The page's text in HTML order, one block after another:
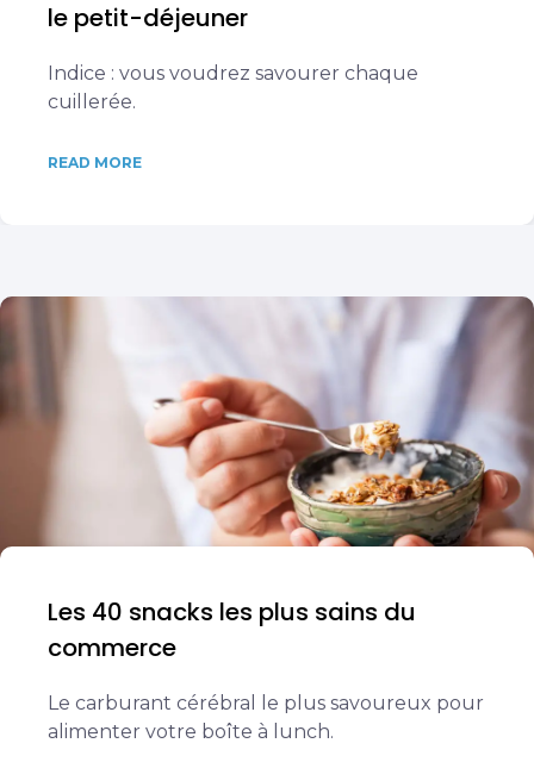
le petit-déjeuner
Indice : vous voudrez savourer chaque
cuillerée.
READ MORE
Les 40 snacks les plus sains du
commerce
Le carburant cérébral le plus savoureux pour
alimenter votre boîte à lunch.